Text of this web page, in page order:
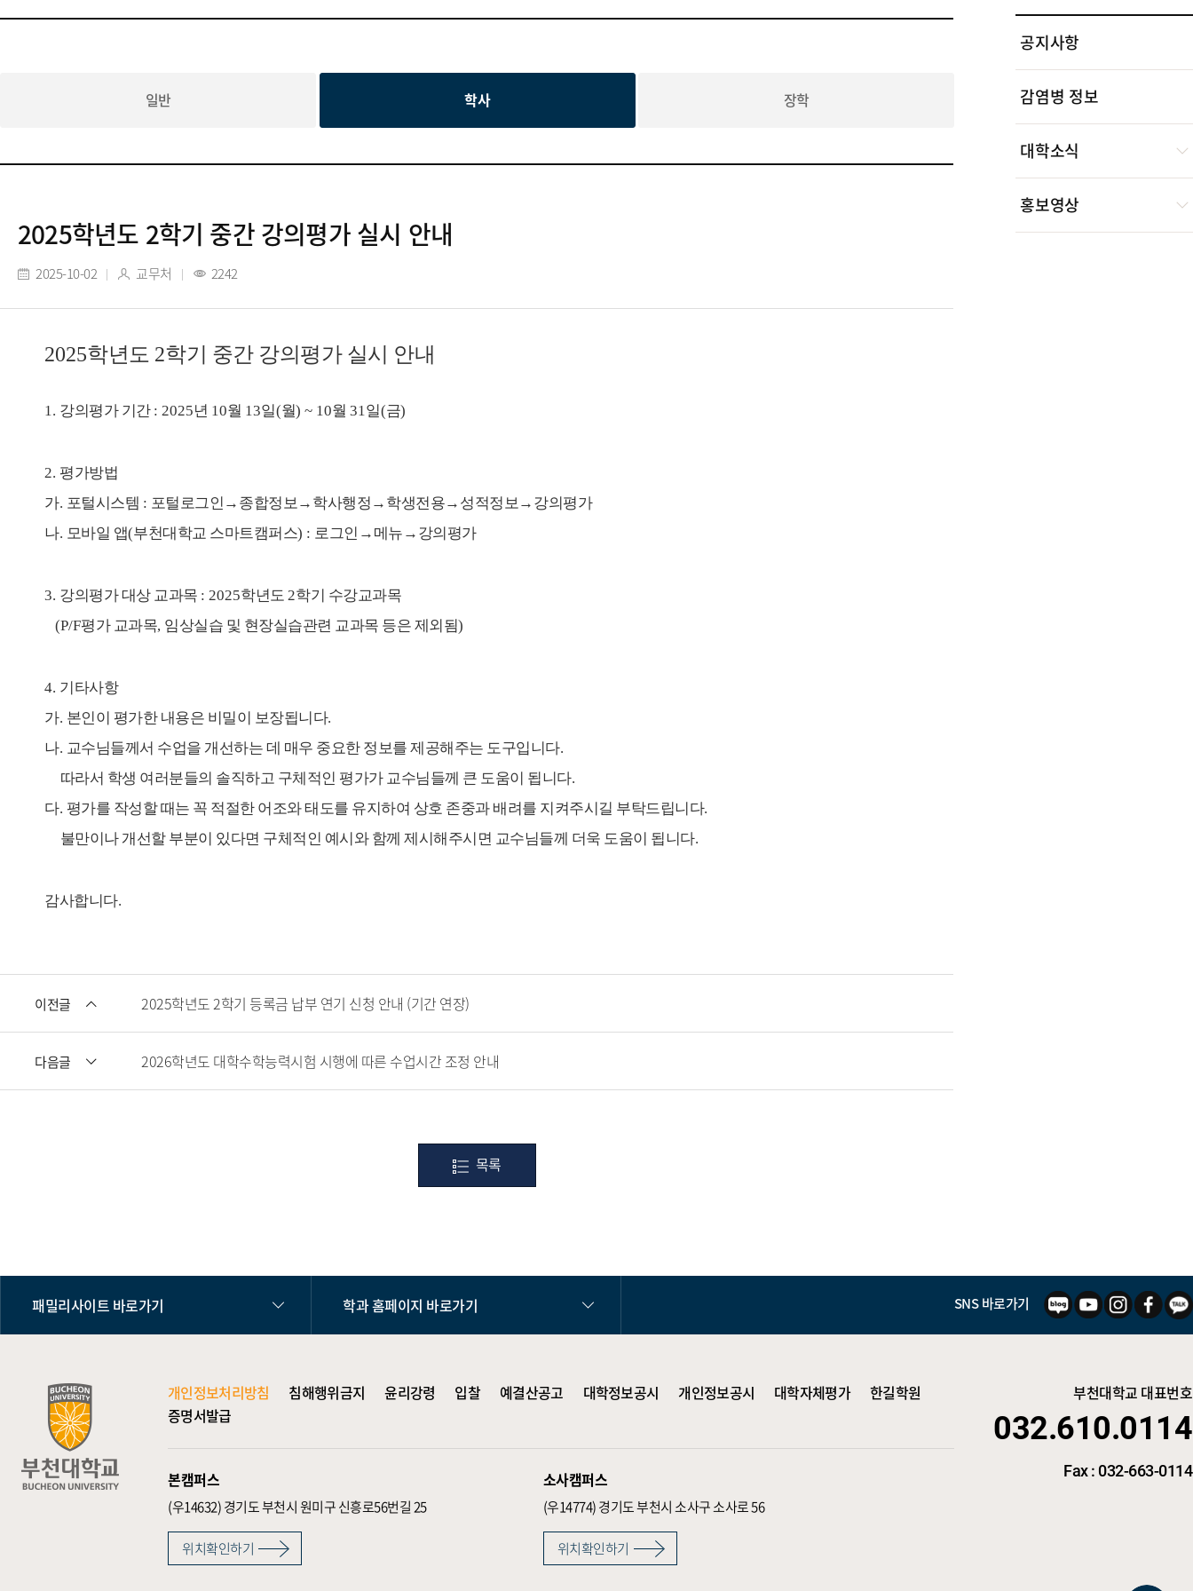
일반 학사 장학
2025학년도 2학기 중간 강의평가 실시 안내
2025-10-02 교무처 2242
2025학년도 2학기 중간 강의평가 실시 안내
1. 강의평가 기간 : 2025년 10월 13일(월) ~ 10월 31일(금)
2. 평가방법
가. 포털시스템 : 포털로그인 → 종합정보→ 학사행정 → 학생전용→ 성적정보→ 강의평가
나. 모바일 앱(부천대학교 스마트캠퍼스) : 로그인 → 메뉴 → 강의평가
3. 강의평가 대상 교과목 : 2025학년도 2학기 수강교과목
(P/F평가 교과목, 임상실습 및 현장실습관련 교과목 등은 제외됨)
4. 기타사항
가. 본인이 평가한 내용은 비밀이 보장됩니다.
나. 교수님들께서 수업을 개선하는 데 매우 중요한 정보를 제공해주는 도구입니다.
따라서 학생 여러분들의 솔직하고 구체적인 평가가 교수님들께 큰 도움이 됩니다.
다. 평가를 작성할 때는 꼭 적절한 어조와 태도를 유지하여 상호 존중과 배려를 지켜주시길 부탁드립니다.
불만이나 개선할 부분이 있다면 구체적인 예시와 함께 제시해주시면 교수님들께 더욱 도움이 됩니다.
감사합니다.
이전글 2025학년도 2학기 등록금 납부 연기 신청 안내 (기간 연장)
다음글 2026학년도 대학수학능력시험 시행에 따른 수업시간 조정 안내
목록
공지사항
감염병 정보
대학소식
홍보영상
패밀리사이트 바로가기 학과 홈페이지 바로가기 SNS 바로가기
개인정보처리방침 침해행위금지 윤리강령 입찰 예결산공고 대학정보공시 개인정보공시 대학자체평가
한길학원
증명서발급
본캠퍼스
(우14632)경기도 부천시 원미구 신흥로56번길 25
위치확인하기
소사캠퍼스
(우14774)경기도 부천시 소사구 소사로 56
위치확인하기
부천대학교 대표번호
032.610.0114
Fax : 032-663-0114